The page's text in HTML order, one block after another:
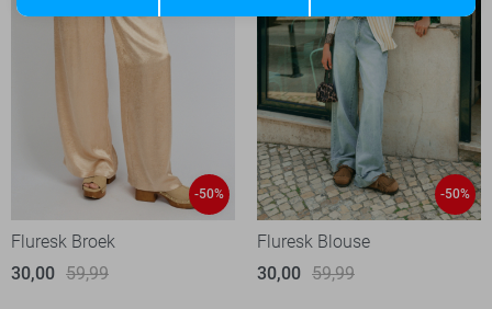
-50%
Fluresk Broek
30,00 59,99
-50%
Fluresk Blouse
30,00 59,99